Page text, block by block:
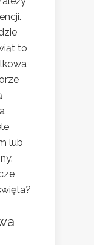
to
lub